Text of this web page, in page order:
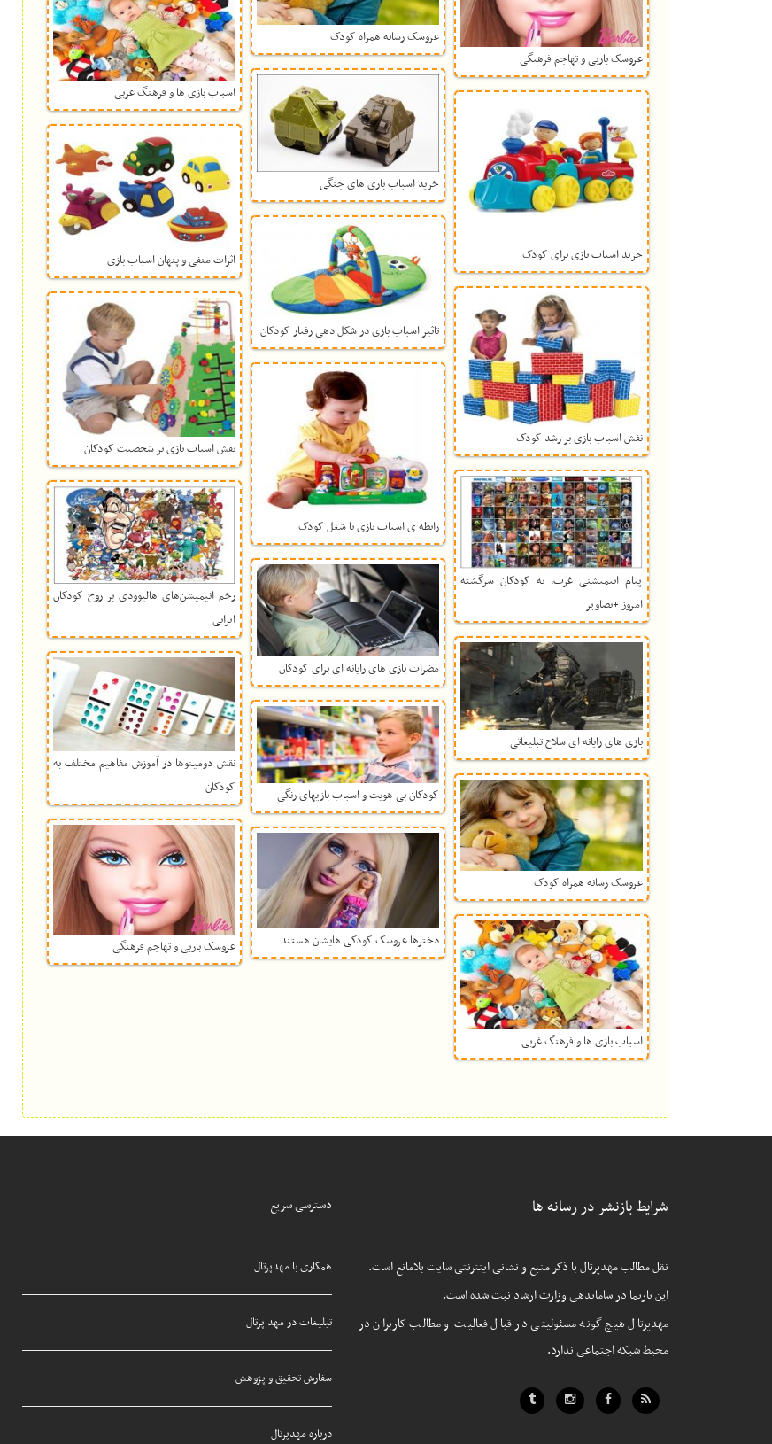
عروسک رسانه همراه کودک
عروسک باربی و تهاجم فرهنگی
اسباب بازی ها و فرهنگ غربی
خرید اسباب بازی های جنگی
خرید اسباب بازی برای کودک اثرات منفی و پنهان اسباب بازی
تاثیر اسباب بازی در شکل دهی رفتار کودکان
نفش اسباب بازی بر رشد کودک
نقش اسباب بازی بر شخصیت کودکان
رایطه ی اسباب بازی با شغل کودک
پیام انیمیشنی غرب، به کودکان سرگشته
امروز +تصاویر
زخم انیمیشن‌های هالیوودی بر روح کودکان
ایرانی
مضرات بازی‌ های رایانه ای برای کودکان
بازی های رایانه ای سلاح تبلیغاتی
نقش دومینوها در آموزش مفاهیم مختلف به
کودکان
کودکان بی هویت و اسباب بازیهای رنگی
عروسک رسانه همراه کودک
عروسک باربی و تهاجم فرهنگی دخترها عروسک کودکی هایشان هستند
اسباب بازی ها و فرهنگ غربی
شرایط بازنشر در رسانه ها
نقل مطالب مهدپرتال با ذکر منبع و نشانی اینترنتی سایت بلامانع است.
این تارنما در ساماندهی وزارت ارشاد ثبت شده است.
مهدپرتال هیچ گونه مسئولیتی در قبال فعالیت و مطالب کاربران در
محیط شبکه اجتماعی ندارد.
دسترسی سریع
همکاری با مهدپرتال
تبلیغات در مهد پرتال
سفارش تحقیق و پژوهش
درباره مهدپرتال